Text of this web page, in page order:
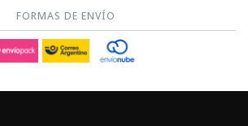
FORMAS DE ENVÍO